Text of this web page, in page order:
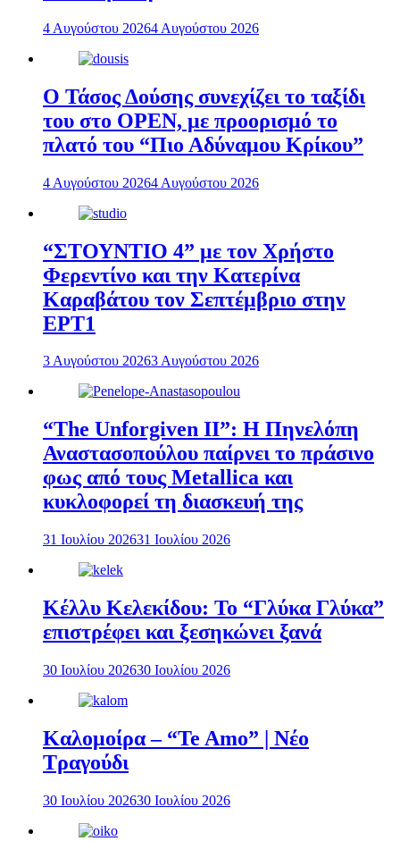
4 Αυγούστου 20264 Αυγούστου 2026
Ο Τάσος Δούσης συνεχίζει το ταξίδι
του στο OPEN, με προορισμό το
πλατό του “Πιο Αδύναμου Κρίκου”
4 Αυγούστου 20264 Αυγούστου 2026
“ΣΤΟΥΝΤΙΟ 4” με τον Χρήστο
Φερεντίνο και την Κατερίνα
Καραβάτου τον Σεπτέμβριο στην
ΕΡΤ1
3 Αυγούστου 20263 Αυγούστου 2026
“The Unforgiven II”: Η Πηνελόπη
Αναστασοπούλου παίρνει το πράσινο
φως από τους Metallica και
κυκλοφορεί τη διασκευή της
31 Ιουλίου 202631 Ιουλίου 2026
Κέλλυ Κελεκίδου: Το “Γλύκα Γλύκα”
επιστρέφει και ξεσηκώνει ξανά
30 Ιουλίου 202630 Ιουλίου 2026
Καλομοίρα – “Te Amo” | Νέο
Τραγούδι
30 Ιουλίου 202630 Ιουλίου 2026